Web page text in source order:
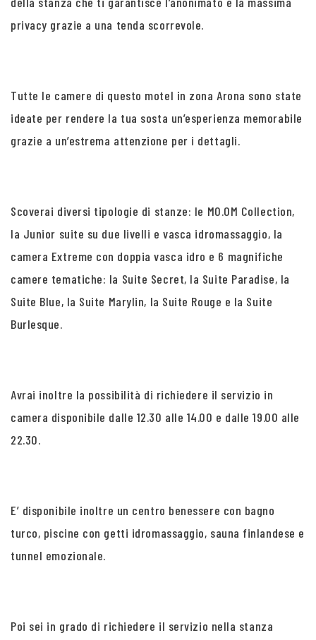
privacy grazie a una tenda scorrevole.
Tutte le camere di questo motel in zona Arona sono state
ideate per rendere la tua sosta un’esperienza memorabile
grazie a un’estrema attenzione per i dettagli.
Scoverai diversi tipologie di stanze: le MO.OM Collection,
la Junior suite su due livelli e vasca idromassaggio, la
camera Extreme con doppia vasca idro e 6 magnifiche
camere tematiche: la Suite Secret, la Suite Paradise, la
Suite Blue, la Suite Marylin, la Suite Rouge e la Suite
Burlesque.
Avrai inoltre la possibilità di richiedere il servizio in
camera disponibile dalle 12.30 alle 14.00 e dalle 19.00 alle
22.30.
E’ disponibile inoltre un centro benessere con bagno
turco, piscine con getti idromassaggio, sauna finlandese e
tunnel emozionale.
Poi sei in grado di richiedere il servizio nella stanza